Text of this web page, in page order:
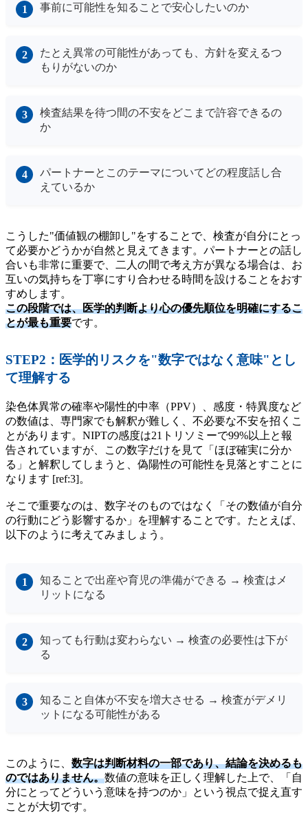
事前に可能性を知ることで安心したいのか
たとえ異常の可能性があっても、方針を変えるつ
もりがないのか
検査結果を待つ間の不安をどこまで許容できるの
か
パートナーとこのテーマについてどの程度話し合
えているか
こうした"価値観の棚卸し"をすることで、検査が自分にとっ
て必要かどうかが自然と見えてきます。パートナーとの話し
合いも非常に重要で、二人の間で考え方が異なる場合は、お
互いの気持ちを丁寧にすり合わせる時間を設けることをおす
すめします。
この段階では、医学的判断より心の優先順位を明確にするこ
とが最も重要です。
STEP2：医学的リスクを"数字ではなく意味"とし
て理解する
染色体異常の確率や陽性的中率（PPV）、感度・特異度など
の数値は、専門家でも解釈が難しく、不必要な不安を招くこ
とがあります。NIPTの感度は21トリソミーで99%以上と報
告されていますが、この数字だけを見て「ほぼ確実に分か
る」と解釈してしまうと、偽陽性の可能性を見落とすことに
なります [ref:3]。
そこで重要なのは、数字そのものではなく「その数値が自分
の行動にどう影響するか」を理解することです。たとえば、
以下のように考えてみましょう。
知ることで出産や育児の準備ができる → 検査はメ
リットになる
知っても行動は変わらない → 検査の必要性は下が
る
知ること自体が不安を増大させる → 検査がデメリ
ットになる可能性がある
このように、 数字は判断材料の一部であり、結論を決めるも
のではありません。数値の意味を正しく理解した上で、「自
分にとってどういう意味を持つのか」という視点で捉え直す
ことが大切です。